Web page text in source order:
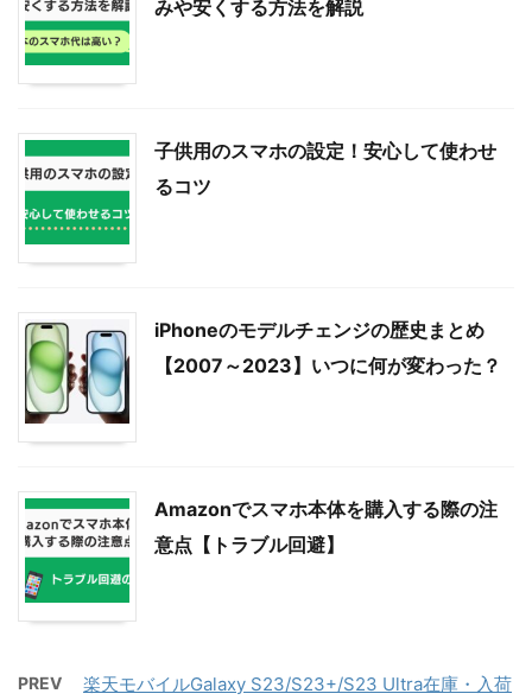
みや安くする方法を解説
子供用のスマホの設定！安心して使わせ
るコツ
iPhoneのモデルチェンジの歴史まとめ
【2007～2023】いつに何が変わった？
Amazonでスマホ本体を購入する際の注
意点【トラブル回避】
PREV
楽天モバイルGalaxy S23/S23+/S23 Ultra在庫・入荷